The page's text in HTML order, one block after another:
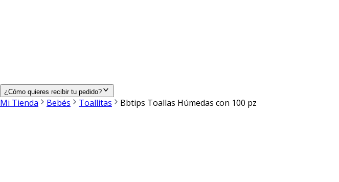
¿Cómo quieres recibir tu pedido?
Mi Tienda Bebés Toallitas Bbtips Toallas Húmedas con 100 pz